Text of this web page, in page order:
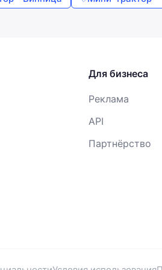
Для бизнеса
Реклама
API
Партнёрство